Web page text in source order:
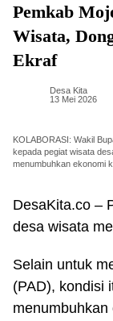
Pemkab
Wisata,
Ekraf
Desa Kita
13 Mei 2026
KOLABORASI: Wakil
kepada pegiat wisata
menumbuhkan ekonomi
DesaKita.co –
desa wisata
Selain untuk
(PAD), kondisi